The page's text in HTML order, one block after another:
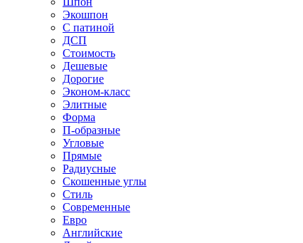
Экошпон
С патиной
ДСП
Стоимость
Дешевые
Дорогие
Эконом-класс
Элитные
Форма
П-образные
Угловые
Прямые
Радиусные
Скошенные углы
Стиль
Современные
Евро
Английские